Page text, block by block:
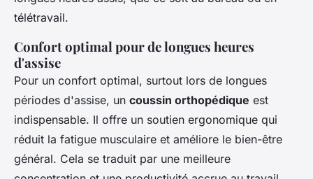
télétravail.
Confort optimal pour de longues heures
d'assise
Pour un confort optimal, surtout lors de longues
périodes d'assise, un coussin orthopédique est
indispensable. Il offre un soutien ergonomique qui
réduit la fatigue musculaire et améliore le bien-être
général. Cela se traduit par une meilleure